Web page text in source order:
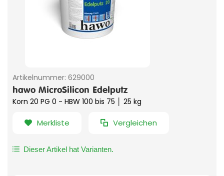
Artikelnummer: 629000
hawo MicroSilicon Edelputz
Korn 20 PG 0 - HBW 100 bis 75 │ 25 kg
Merkliste Vergleichen
Dieser Artikel hat Varianten.